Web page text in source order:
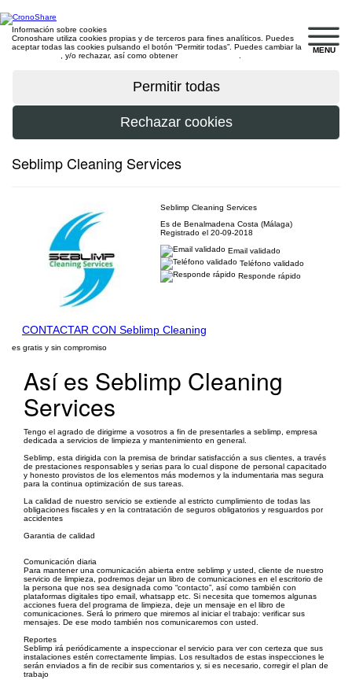
MENU
Información sobre cookies
Cronoshare utiliza cookies propias y de terceros para fines analíticos. Puedes
aceptar todas las cookies pulsando el botón “Permitir todas”. Puedes cambiar la
, y/o rechazar, así como obtener
Seblimp Cleaning Services
Seblimp Cleaning Services
Es de Benalmadena Costa (Málaga)
Registrado el 20-09-2018
Email validado
Teléfono validado
Responde rápido
CONTACTAR CON Seblimp Cleaning
es gratis y sin compromiso
Así es Seblimp Cleaning
Services
Tengo el agrado de dirigirme a vosotros a fin de presentarles a seblimp, empresa
dedicada a servicios de limpieza y mantenimiento en general.
Seblimp, esta dirigida con la premisa de brindar satisfacción a sus clientes, a través
de prestaciones responsables y serias para lo cual dispone de personal capacitado
y honesto provistos de los elementos más modernos y la indumentaria mas segura
para la continua optimización de sus tareas.
La calidad de nuestro servicio se extiende al estricto cumplimiento de todas las
obligaciones fiscales y en la contratación de seguros obligatorios y resguardos por
accidentes
Garantia de calidad
Comunicación diaria
Para mantener una comunicación abierta entre seblimp y usted, cliente de nuestro
servicio de limpieza, podremos dejar un libro de comunicaciones en el escritorio de
la persona que nos sea designada como “contacto”, así como también con
plataformas digitales tipo email, whatsapp etc. Si necesita que tomemos algunas
acciones fuera del programa de limpieza, deje un mensaje en el libro de
comunicaciones. Será lo primero que miremos al iniciar el trabajo: verificar sus
mensajes. De ese modo también nos comunicaremos con usted.
Reportes
Seblimp irá periódicamente a inspeccionar el servicio para ver con certeza que sus
instalaciones estén correctamente limpias. Los resultados de estas inspecciones le
serán enviados a fin de recibir sus comentarios y, si es necesario, corregir el plan de
trabajo